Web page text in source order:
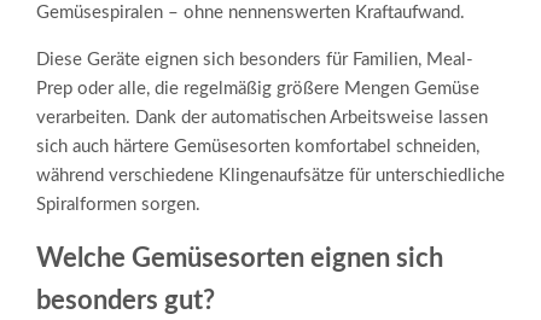
Gemüsespiralen – ohne nennenswerten Kraftaufwand.
Diese Geräte eignen sich besonders für Familien, Meal-
Prep oder alle, die regelmäßig größere Mengen Gemüse
verarbeiten. Dank der automatischen Arbeitsweise lassen
sich auch härtere Gemüsesorten komfortabel schneiden,
während verschiedene Klingenaufsätze für unterschiedliche
Spiralformen sorgen.
Welche Gemüsesorten eignen sich
besonders gut?